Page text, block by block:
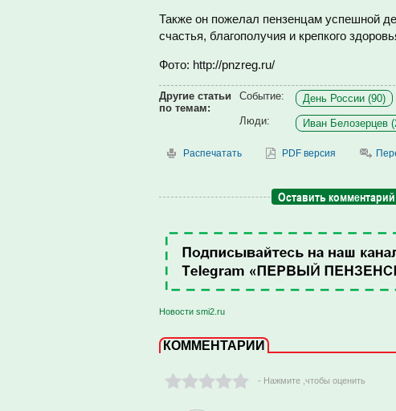
Также он пожелал пензенцам успешной
счастья, благополучия и крепкого
Фото: http://pnzreg.ru/
Другие статьи
по темам:
Событие: День России (90)
Люди:
Иван Белозерцев
Распечатать PDF версия
Оставить комментарий
Новости smi2.ru
КОММЕНТАРИИ
- Нажмите ,чтобы оценить